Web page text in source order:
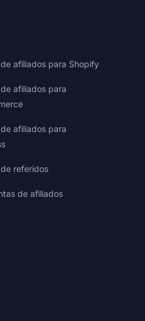
afiliados para Shopify
afiliados para
afiliados para
referidos
de afiliados